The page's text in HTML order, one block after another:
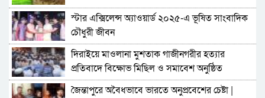
স্টার এক্সিলেন্স অ্যাওয়ার্ড ২০২৫-এ ভূষিত সাংবাদিক
চৌধুরী জীবন
দিরাইয়ে মাওলানা মুশতাক গাজীনগরীর হত্যার
প্রতিবাদে বিক্ষোভ মিছিল ও সমাবেশ অনুষ্ঠিত
জৈন্তাপুরে অবৈধভাবে ভারতে অনুপ্রবেশের চেষ্টা |